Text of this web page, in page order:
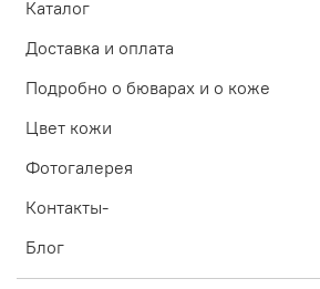
Каталог
Доставка и оплата
Подробно о бюварах и о коже
Цвет кожи
Фотогалерея
Контакты-
Блог